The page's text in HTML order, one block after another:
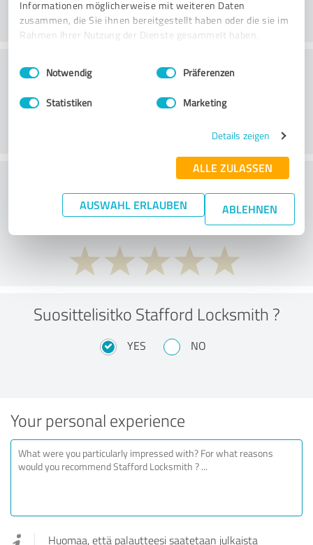
Informationen möglicherweise mit weiteren Daten
zusammen, die Sie ihnen bereitgestellt haben oder die sie im
Rahmen Ihrer Nutzung der Dienste gesammelt haben.
Impressum Datenschutzbestimmungen
Einwilligungsauswahl
Notwendig Präferenzen
Statistiken Marketing
Details zeigen
ALLE ZULASSEN
AUSWAHL ERLAUBEN ABLEHNEN
Asiakaspalvelu
What do you think of the price to
performance ratio?
Suosittelisitko Stafford Locksmith ?
YES NO
Your personal experience
Huomaa, että palautteesi saatetaan julkaista